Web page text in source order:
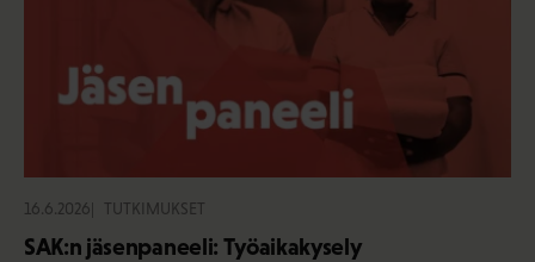
16.6.2026 TUTKIMUKSET
SAK:n jäsenpaneeli: Työaikakysely